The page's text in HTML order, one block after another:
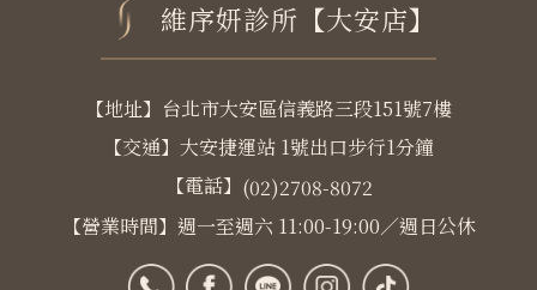
維序妍診所【大安店】
【地址】台北市大安區信義路三段151號7樓
【交通】大安捷運站 1號出口步行1分鐘
【電話】 (02)2708-8072
【營業時間】週一至週六 11:00-19:00／週日公休